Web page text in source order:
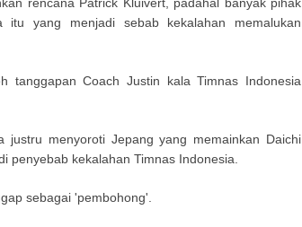
yang menjadi sebab kekalahan memalukan
tanggapan Coach Justin kala Timnas Indonesia
justru menyoroti Jepang yang memainkan Daichi
penyebab kekalahan Timnas Indonesia.
sebagai 'pembohong'.